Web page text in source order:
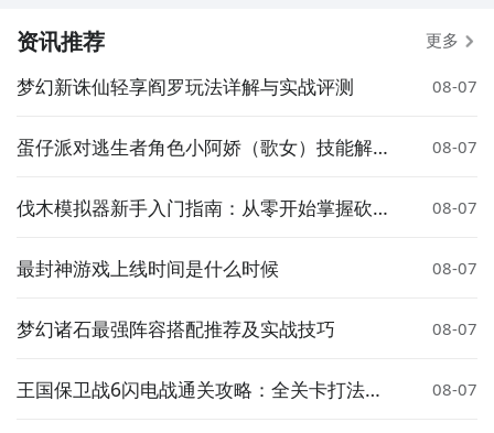
资讯推荐 更多
梦幻新诛仙轻享阎罗玩法详解与实战评测 08-07
蛋仔派对逃生者角色小阿娇（歌女）技能解析
08-07
伐木模拟器新手入门指南：从零开始掌握砍树
08-07
最封神游戏上线时间是什么时候 08-07
梦幻诸石最强阵容搭配推荐及实战技巧 08-07
王国保卫战6闪电战通关攻略：全关卡打法与
08-07